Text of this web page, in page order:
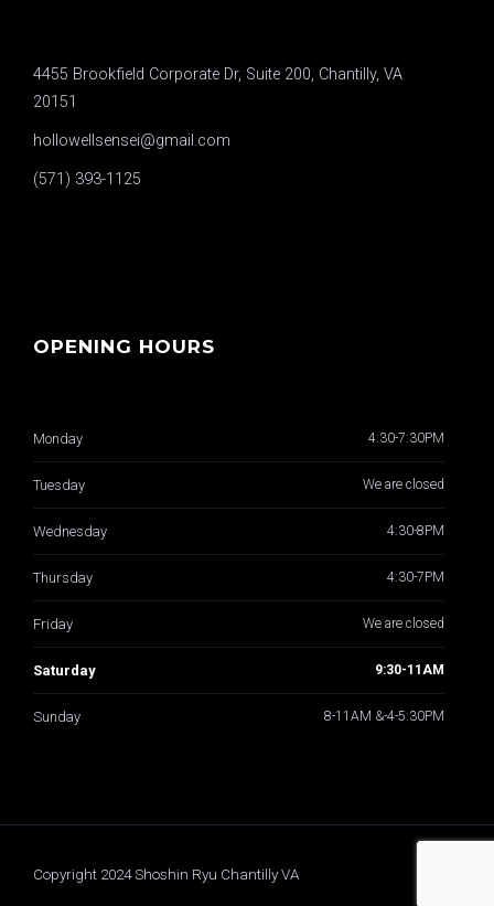
4455 Brookfield Corporate Dr, Suite 200, Chantilly, VA
20151
hollowellsensei@gmail.com
(571) 393-1125
OPENING HOURS
Monday 4:30-7:30PM
Tuesday We are closed
Wednesday 4:30-8PM
Thursday 4:30-7PM
Friday We are closed
Saturday 9:30-11AM
Sunday 8-11AM &-4-5:30PM
Copyright 2024 Shoshin Ryu Chantilly VA